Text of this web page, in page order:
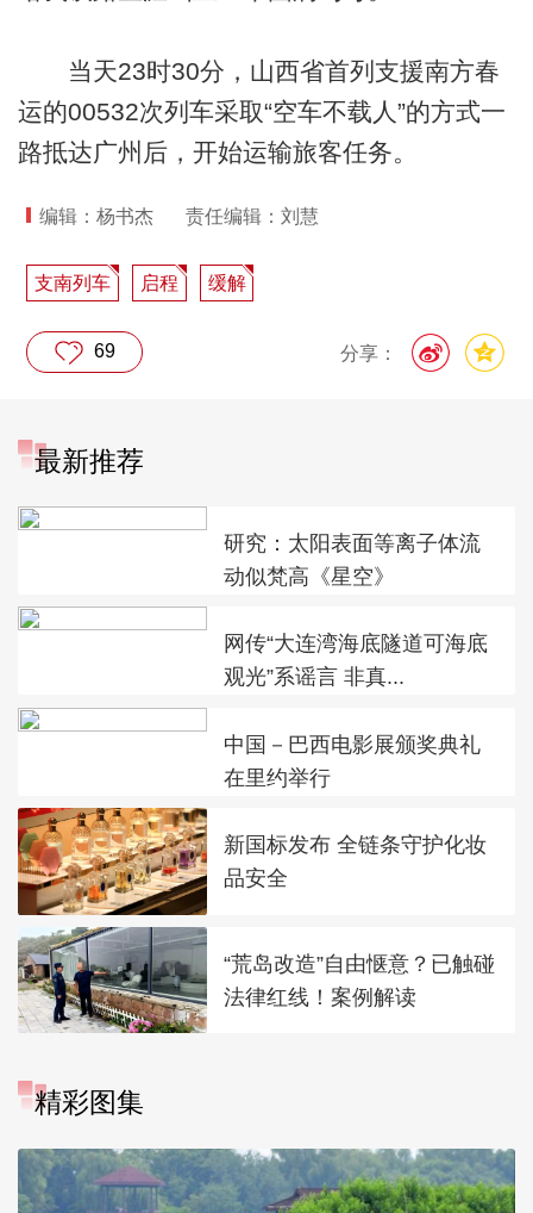
当天23时30分，山西省首列支援南方春
运的00532次列车采取“空车不载人”的方式一
路抵达广州后，开始运输旅客任务。
编辑：杨书杰 责任编辑：刘慧
支南列车 启程 缓解
分享：
69
最新推荐
研究：太阳表面等离子体流
动似梵高《星空》
网传“大连湾海底隧道可海底
观光”系谣言 非真...
中国－巴西电影展颁奖典礼
在里约举行
新国标发布 全链条守护化妆
品安全
“荒岛改造”自由惬意？已触碰
法律红线！案例解读
精彩图集